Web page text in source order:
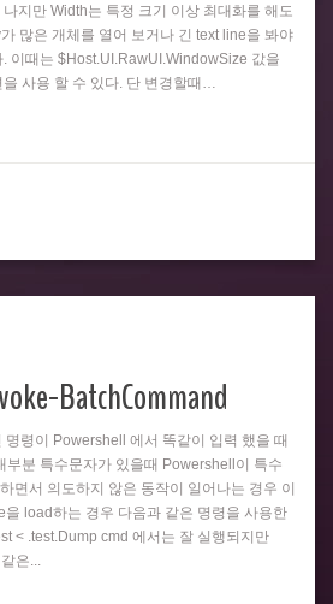
지만 Width는 특정 크기 이상 최대화를 해도
많은 개체를 열어 보거나 긴 text line을 봐야
이때는 $Host.UI.RawUI.WindowSize 값을
사용 할 수 있다. 단 변경할때…
BatchCommand
령이 Powershell 에서 똑같이 입력 했을 때
부분 특수문자가 있을때 Powershell이 특수
면서 의도하지 않은 동작이 일어나는 경우 이
load하는 경우 다음과 같은 명령을 사용한
< .test.Dump cmd 에서는 잘 실행되지만
은...